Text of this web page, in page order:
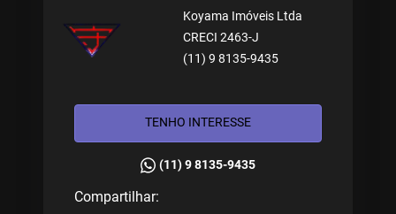
Koyama Imóveis Ltda
CRECI 2463-J
(11) 9 8135-9435
TENHO INTERESSE
(11) 9 8135-9435
Compartilhar: